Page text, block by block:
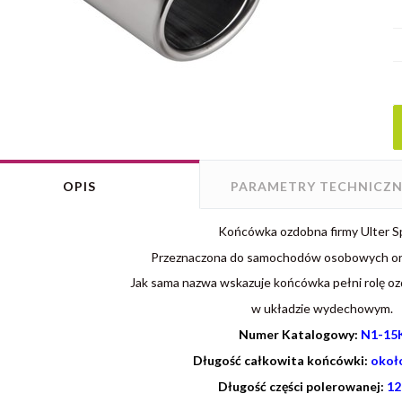
OPIS PARAMETRY
Końcówka ozdobna firmy Ulter
Przeznaczona do samochodów osobowych
Jak sama nazwa wskazuje końcówka pełni rolę
w układzie wydechowym.
Numer Katalogowy: N1-
Długość całkowita końcówki:
Długość części polerowanej: